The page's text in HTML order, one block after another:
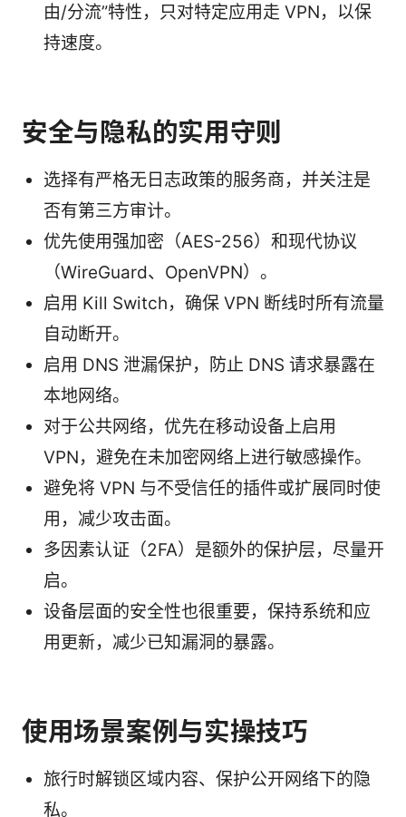
由/分流”特性，只对特定应用走 VPN，以保
持速度。
安全与隐私的实用守则
选择有严格无日志政策的服务商，并关注是
否有第三方审计。
优先使用强加密（AES-256）和现代协议
（WireGuard、OpenVPN）。
启用 Kill Switch，确保 VPN 断线时所有流量
自动断开。
启用 DNS 泄漏保护，防止 DNS 请求暴露在
本地网络。
对于公共网络，优先在移动设备上启用
VPN，避免在未加密网络上进行敏感操作。
避免将 VPN 与不受信任的插件或扩展同时使
用，减少攻击面。
多因素认证（2FA）是额外的保护层，尽量开
启。
设备层面的安全性也很重要，保持系统和应
用更新，减少已知漏洞的暴露。
使用场景案例与实操技巧
旅行时解锁区域内容、保护公开网络下的隐
私。